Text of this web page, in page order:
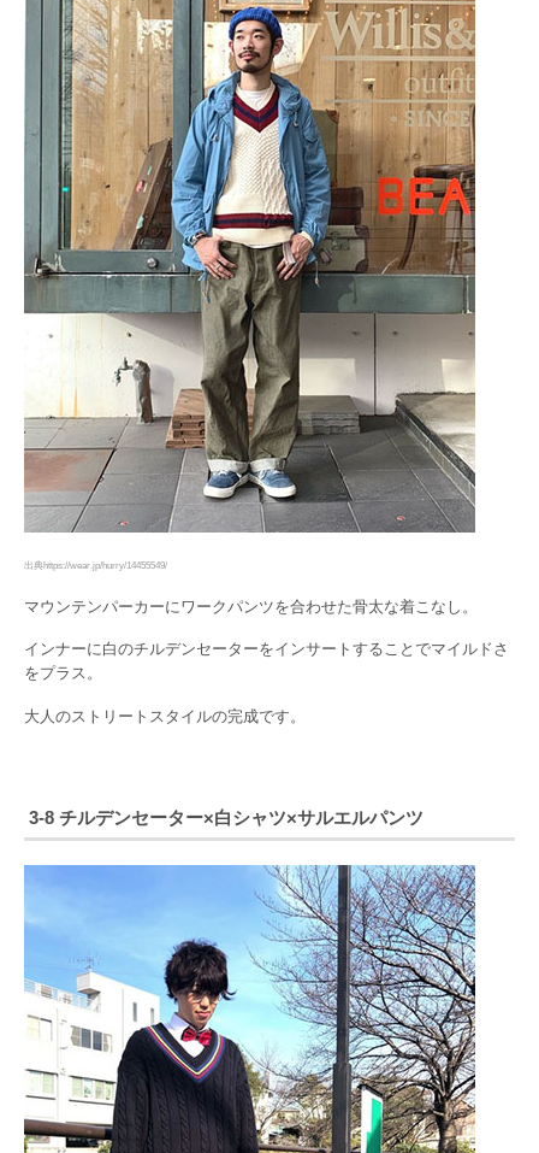
出典https://wear.jp/hurry/14455549/
マウンテンパーカーにワークパンツを合わせた骨太な着こなし。
インナーに白のチルデンセーターをインサートすることでマイルドさ
をプラス。
大人のストリートスタイルの完成です。
3-8 チルデンセーター×白シャツ×サルエルパンツ